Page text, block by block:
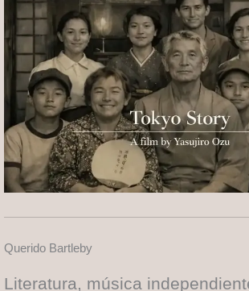
Querido Bartleby
Literatura, música